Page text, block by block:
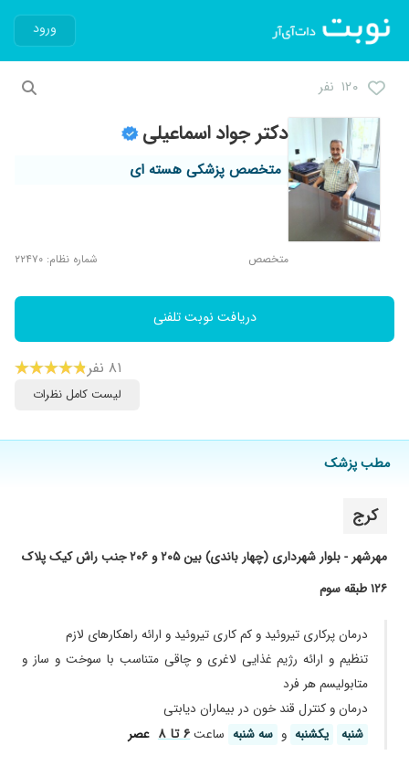
ورود
۱۲۰ نفر
دکتر جواد اسماعیلی
متخصص پزشکی هسته ای
متخصص شماره نظام: ۲۲۴۷۰
دریافت نوبت تلفنی
۸۱ نفر
لیست کامل نظرات
مطب پزشک
کرج
مهرشهر - بلوار شهرداری (چهار باندی) بین ۲۰۵ و ۲۰۶ جنب راش کیک پلاک
۱۲۶ طبقه سوم
درمان پرکاری تیروئید و کم کاری تیروئید و ارائه راهکار‌های لازم
تنظیم و ارائه رژیم غذایی لاغری و چاقی متناسب با سوخت و ساز و
متابولیسم هر فرد
درمان و کنترل قند خون در بیماران دیابتی
شنبه
یکشنبه و سه شنبه ساعت۶ تا ۸ عصر